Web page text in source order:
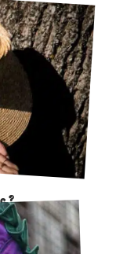
?